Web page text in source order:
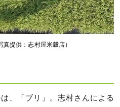
提供：志村屋米穀店）
、「ブリ」。志村さんによる